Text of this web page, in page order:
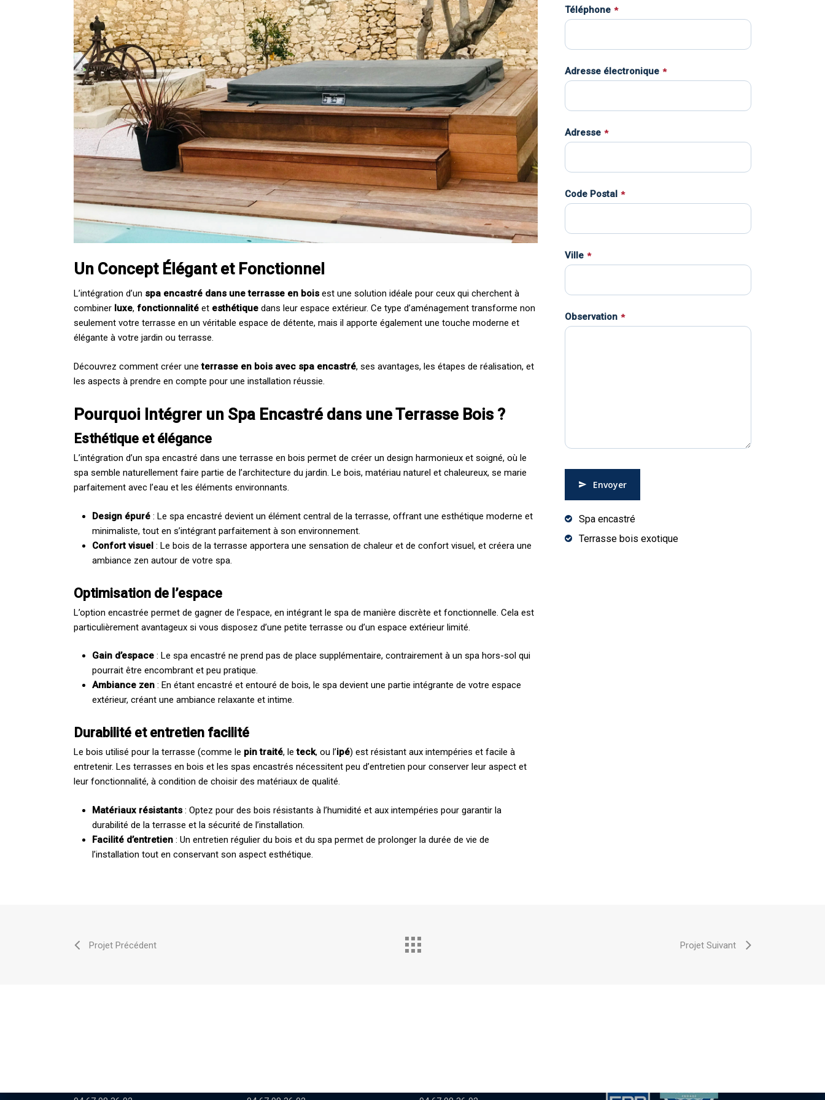
Un Concept Élégant et Fonctionnel
L’intégration d’un spa encastré dans une terrasse en bois est une solution idéale pour ceux qui cherchent à
combiner luxe, fonctionnalité et esthétique dans leur espace extérieur. Ce type d’aménagement transforme non
seulement votre terrasse en un véritable espace de détente, mais il apporte également une touche moderne et
élégante à votre jardin ou terrasse.
Découvrez comment créer uneterrasse en bois avec spa encastré, ses avantages, les étapes de réalisation, et
les aspects à prendre en compte pour une installation réussie.
Pourquoi Intégrer un Spa Encastré dans une Terrasse Bois ?
Esthétique et élégance
L’intégration d’un spa encastré dans une terrasse en bois permet de créer un design harmonieux et soigné, où le
spa semble naturellement faire partie de l’architecture du jardin. Le bois, matériau naturel et chaleureux, se marie
parfaitement avec l’eau et les éléments environnants.
Design épuré : Le spa encastré devient un élément central de la terrasse, offrant une esthétique moderne et
minimaliste, tout en s’intégrant parfaitement à son environnement.
Confort visuel : Le bois de la terrasse apportera une sensation de chaleur et de confort visuel, et créera une
ambiance zen autour de votre spa.
Optimisation de l’espace
L’option encastrée permet de gagner de l’espace, en intégrant le spa de manière discrète et fonctionnelle. Cela est
particulièrement avantageux si vous disposez d’une petite terrasse ou d’un espace extérieur limité.
Gain d’espace : Le spa encastré ne prend pas de place supplémentaire, contrairement à un spa hors-sol qui
pourrait être encombrant et peu pratique.
Ambiance zen : En étant encastré et entouré de bois, le spa devient une partie intégrante de votre espace
extérieur, créant une ambiance relaxante et intime.
Durabilité et entretien facilité
Le bois utilisé pour la terrasse (comme le pin traité, leteck, ou l’ipé) est résistant aux intempéries et facile à
entretenir. Les terrasses en bois et les spas encastrés nécessitent peu d’entretien pour conserver leur aspect et
leur fonctionnalité, à condition de choisir des matériaux de qualité.
Matériaux résistants : Optez pour des bois résistants à l’humidité et aux intempéries pour garantir la
durabilité de la terrasse et la sécurité de l’installation.
Facilité d’entretien : Un entretien régulier du bois et du spa permet de prolonger la durée de vie de
l’installation tout en conservant son aspect esthétique.
Téléphone *
Adresse électronique *
Adresse *
Code Postal *
Ville *
Observation *
Envoyer
This
should
Spa encastré
Terrasse bois exotique
Projet Précédent Projet Suivant